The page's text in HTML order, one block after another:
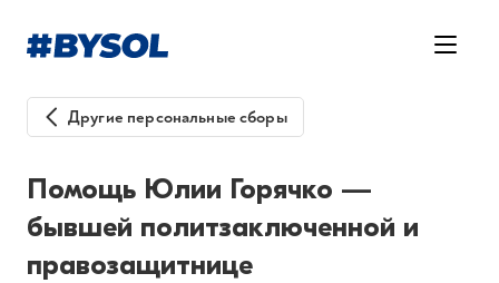
Другие персональные сборы
Помощь Юлии Горячко —
бывшей политзаключенной и
правозащитнице